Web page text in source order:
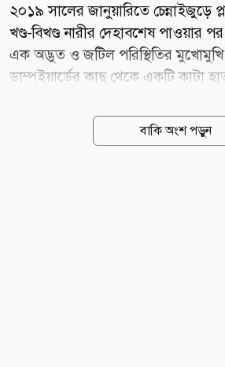
২০১৯ সালের জানুয়ারিতে চেন্নাইজুড়ে
খণ্ড-বিখণ্ড নারীর দেহাবশেষ পাওয়ার
এক অদ্ভুত ও জটিল পরিস্থিতির
ডাম্পইয়ার্ডের কাছ থেকে একটি কাটা
শরীরের অভ্যন্তরীণ অঙ্গপ্রত্যঙ্গ উদ্ধার
মাথা ও বাঁ হাতটি ছিল সম্পূর্ণরূপে
বাকি অংশ পড়ুন